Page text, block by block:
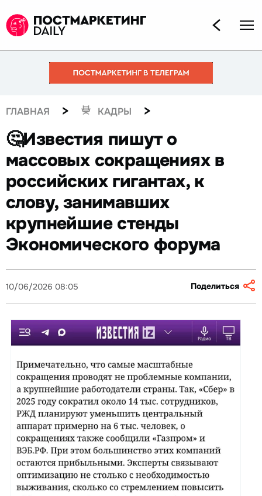
ГЛАВНАЯ > КАДРЫ >
🤔Известия пишут о
массовых сокращениях в
российских гигантах, к
слову, занимавших
крупнейшие стенды
Экономического форума
10/06/2026 08:05 Поделиться